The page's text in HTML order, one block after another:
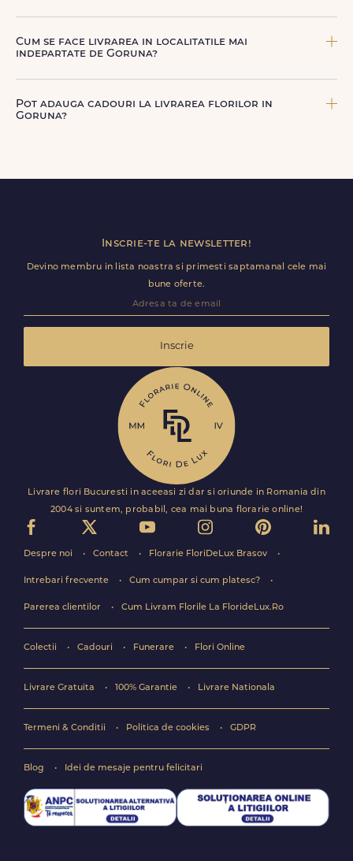
aniversari, onomastici, sarbatori, evenimente speciale sau
gesturi spontane, toate create din flori naturale proaspete.
Cum se face livrarea in localitatile mai
indepartate de Goruna?
nostri dedicati sau ai optiunea de livrare la cutie, prin
firma de curierat, cu un cost mai avantajos si ambalare
Pot adauga cadouri la livrarea florilor in
Goruna?
premium direct in cosul de cumparaturi.
Inscrie-te la newsletter!
Devino membru in lista noastra si primesti saptamanal cele mai
bune oferte.
Inscrie
Livrare flori Bucuresti in aceeasi zi dar si oriunde in Romania din
2004 si suntem, probabil, cea mai buna florarie online!
Despre noi Contact Florarie FloriDeLux Brasov
Intrebari frecvente Cum cumpar si cum platesc?
Parerea clientilor Cum Livram Florile La FlorideLux.Ro
Colectii Cadouri Funerare Flori Online
Livrare Gratuita 100% Garantie Livrare Nationala
Termeni & Conditii Politica de cookies GDPR
Blog Idei de mesaje pentru felicitari